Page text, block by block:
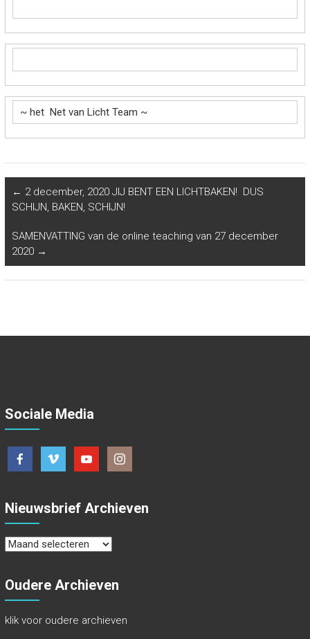
~ het Net van Licht Team ~
← 2 december, 2020 JIJ BENT EEN LICHTBAKEN! DUS
SCHIJN, BAKEN, SCHIJN!
SAMENVATTING van de online teaching van 27 december
2020 →
Sociale Media
Nieuwsbrief Archieven
Nieuwsbrief
Oudere Archieven
klik voor oudere archieven